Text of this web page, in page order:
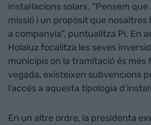
instal·lacions solars. “Pensem
missió i un propòsit que nosaltres
a companyia”, puntualitza Pi. En
Holaluz focalitza les seves
municipis on la tramitació és més
vegada, existeixen subvencions
l’accés a aquesta tipologia
En un altre ordre, la presidenta